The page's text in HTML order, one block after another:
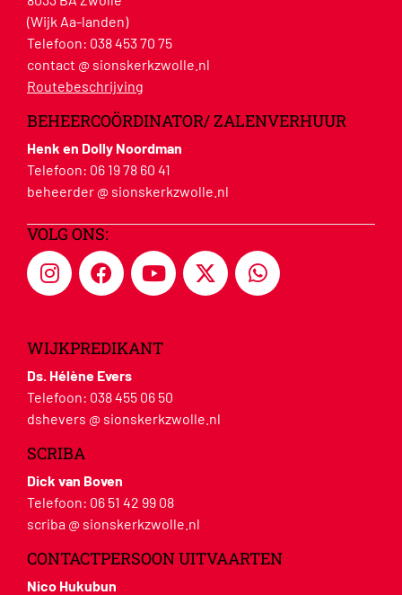
(Wijk Aa-landen)
Telefoon: 038 453 70 75
contact @ sionskerkzwolle.nl
Routebeschrijving
BEHEERCOÖRDINATOR/ ZALENVERHUUR
Henk en Dolly Noordman
Telefoon: 06 19 78 60 41
beheerder @ sionskerkzwolle.nl
VOLG ONS:
WIJKPREDIKANT
Ds. Hélène Evers
Telefoon: 038 455 06 50
dshevers @ sionskerkzwolle.nl
SCRIBA
Dick van Boven
Telefoon: 06 51 42 99 08
scriba @ sionskerkzwolle.nl
CONTACTPERSOON UITVAARTEN
Nico Hukubun